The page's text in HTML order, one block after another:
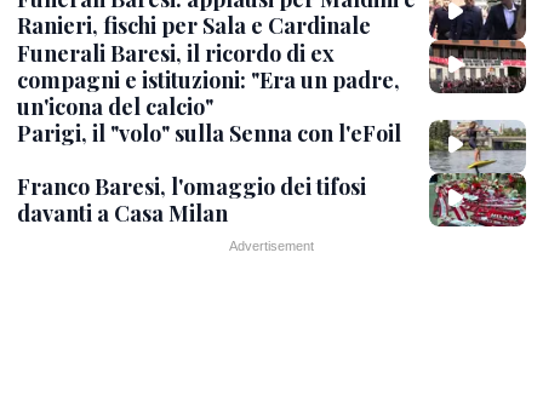
Ranieri, fischi per Sala e Cardinale
Funerali Baresi, il ricordo di ex
compagni e istituzioni: "Era un padre,
un'icona del calcio"
Parigi, il "volo" sulla Senna con l'eFoil
Franco Baresi, l'omaggio dei tifosi
davanti a Casa Milan